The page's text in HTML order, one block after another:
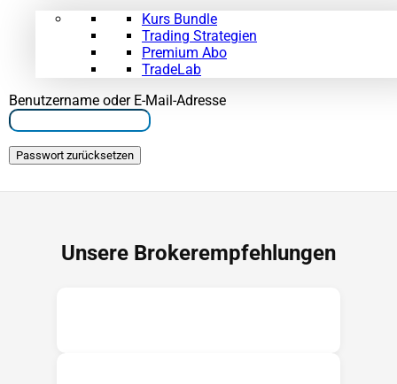
Kurs Bundle
Trading Strategien
Premium Abo
TradeLab
Benutzername oder E-Mail-Adresse
Unsere Brokerempfehlungen